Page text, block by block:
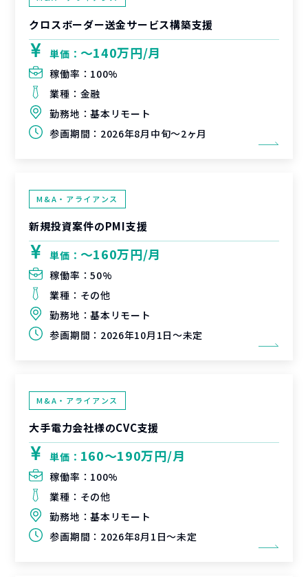
クロスボーダー送金サービス構築支援
単価： 〜140万円/月
稼働率： 100%
業種： 金融
勤務地：基本リモート
参画期間： 2026年8月中旬～2ヶ月
M&A・アライアンス
新規投資案件のPMI支援
単価： 〜160万円/月
稼働率：50%
業種： その他
勤務地：基本リモート
参画期間： 2026年10月1日～未定
M&A・アライアンス
大手電力会社様のCVC支援
単価： 160〜190万円/月
稼働率： 100%
業種： その他
勤務地：基本リモート
参画期間： 2026年8月1日～未定